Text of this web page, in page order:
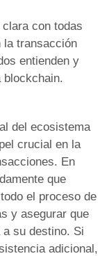
con todas
la transacción
entienden y
blockchain.
del ecosistema
crucial en la
En
que
el proceso de
y asegurar que
su destino. Si
adicional,